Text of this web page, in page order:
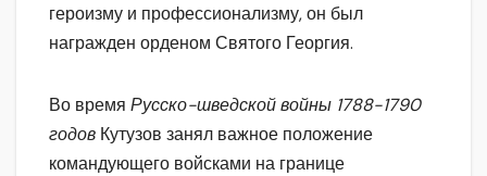
героизму и профессионализму, он был
награжден орденом Святого Георгия.
Во время Русско-шведской войны 1788-1790
годов Кутузов занял важное положение
командующего войсками на границе